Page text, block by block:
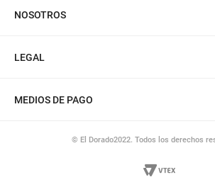
NOSOTROS
LEGAL
MEDIOS DE PAGO
© El Dorado2022. Todos los derechos